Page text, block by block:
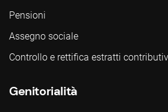
Pensioni
Assegno sociale
Controllo e rettifica estratti
Genitorialità